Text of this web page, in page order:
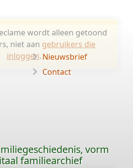
wordt alleen getoond
niet aan gebruikers die
inloggen.Nieuwsbrief
Contact
vorm
familiearchief